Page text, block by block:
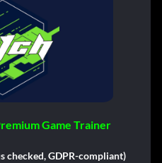
Game Trainer
checked, GDPR-compliant)